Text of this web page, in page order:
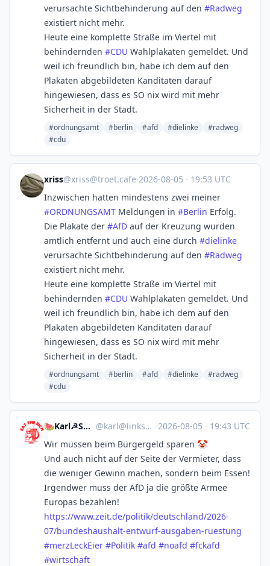
verursachte Sichtbehinderung auf den #Radweg
existiert nicht mehr.
Heute eine komplette Straße im Viertel mit
behindernden #CDU Wahlplakaten gemeldet. Und
weil ich freundlich bin, habe ich dem auf den
Plakaten abgebildeten Kanditaten darauf
hingewiesen, dass es SO nix wird mit mehr
Sicherheit in der Stadt.
#ordnungsamt #berlin #afd #dielinke
#radweg
#cdu
xriss@xriss@troet.cafe·2026-08-05 · 19:53 UTC
Inzwischen hatten mindestens zwei meiner
#ORDNUNGSAMT Meldungen in #Berlin Erfolg.
Die Plakate der #AfD auf der Kreuzung wurden
amtlich entfernt und auch eine durch #dielinke
verursachte Sichtbehinderung auf den #Radweg
existiert nicht mehr.
Heute eine komplette Straße im Viertel mit
behindernden #CDU Wahlplakaten gemeldet. Und
weil ich freundlich bin, habe ich dem auf den
Plakaten abgebildeten Kanditaten darauf
hingewiesen, dass es SO nix wird mit mehr
Sicherheit in der Stadt.
#ordnungsamt #berlin #afd #dielinke
#radweg
#cdu
🍉Karl☭Skalidin🌱 @karl@linksextrem.ist ·2026-08-05 · 19:43 UTC
Wir müssen beim Bürgergeld sparen 🤡
Und auch nicht auf der Seite der Vermieter, dass
die weniger Gewinn machen, sondern beim Essen!
Irgendwer muss der AfD ja die größte Armee
Europas bezahlen!
https://www.zeit.de/politik/deutschland/2026-
07/bundeshaushalt-entwurf-ausgaben-ruestung
#merzLeckEier #Politik #afd #noafd #fckafd
#wirtschaft